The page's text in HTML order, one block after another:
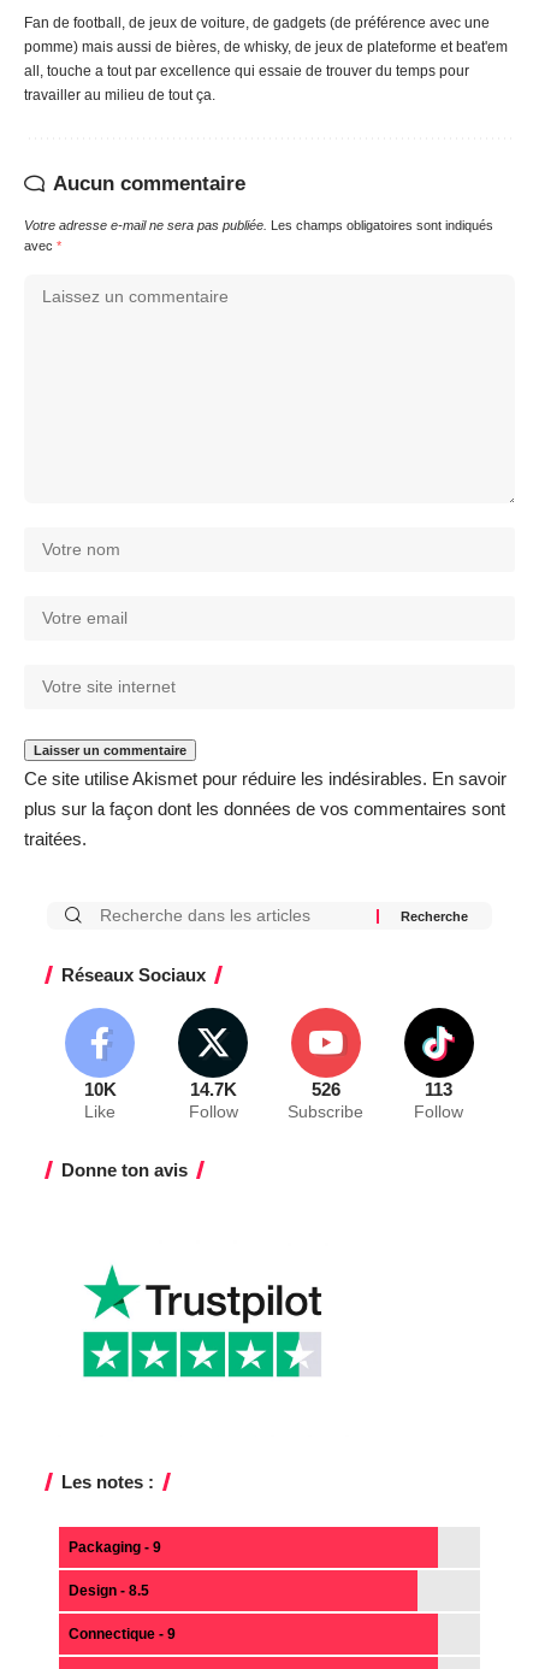
Fan de football, de jeux de voiture, de gadgets (de préférence avec une
pomme) mais aussi de bières, de whisky, de jeux de plateforme et beat'em
all, touche a tout par excellence qui essaie de trouver du temps pour
travailler au milieu de tout ça.
Aucun commentaire
Votre adresse e-mail ne sera pas publiée. Les champs obligatoires sont indiqués
avec *
Ce site utilise Akismet pour réduire les indésirables. En savoir
plus sur la façon dont les données de vos commentaires sont
traitées.
Réseaux Sociaux
10K
Like
14.7K
Follow
526
Subscribe
113
Follow
Donne ton avis
Les notes :
Packaging - 9
Design - 8.5
Connectique - 9